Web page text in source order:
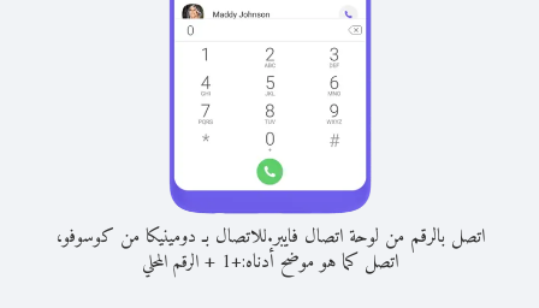
اتصل بالرقم من لوحة اتصال فايبر.للاتصال بـ دومينيكا من كوسوفو،
اتصل كما هو موضح أدناه:+
1
+الرقم المحلي